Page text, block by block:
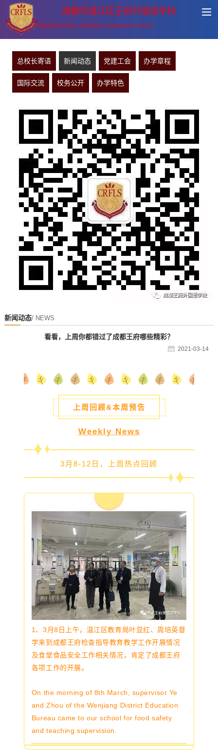
成都市温江区王府外国语学校
CHENGDU ROYAL FOREIGN LANGUAGE SCHOOL
总校长寄语 新闻动态 党建工会 办学章程
国际交流 校务公开 办学特色
新闻动态/ NEWS
看看，上周你都错过了成都王府哪些精彩？
2021-03-14
上周回顾&本周预告
Weekly News
3月8-12日，上周热点回顾
1、3月8日上午，温江区教育局叶显红、周培英督
学来到成都王府检查指导教育教学工作开展情况
及食堂食品安全工作相关情况，肯定了成都王府
各项工作的开展。
On the morning of 8th March, supervisor Ye
and Zhou of the Wenjiang District Education
Bureau came to our school for food safety
and teaching supervision.